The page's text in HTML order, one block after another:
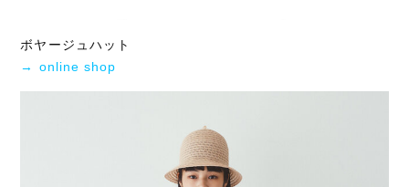
ボヤージュハット
→ online shop